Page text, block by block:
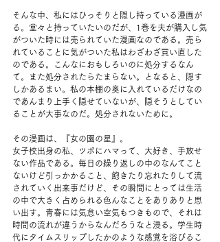
そんな中、私にはひっそりと隠し持っている漫画が
る。堂々と持っていたいのだが、1巻を夫が購入し気
がついた時には売られていた漫画なのである。売ら
れていることに気がついた私はわざわざ買い直した
のである。こんなにおもしろいのに処分するなん
て。また処分されたらたまらない。となると、隠す
しかあるまい。私の本棚の奥に入れているだけなの
であんまり上手く隠せていないが、隠そうとしてい
ることが大事なのだ。処分されないために。
その漫画は、『女の園の星』。
女子校出身の私、ツボにハマって、大好き、手放せ
ない作品である。毎日の繰り返しの中のなんてこと
ないけど引っかかること、飽きたり忘れたりして流
されていく出来事だけど、その瞬間にとっては生活
の中で大きく占められる色んなことをありありと思
い出す。青春には気怠い空気もつきもので、それは
時間の流れが違うからなんだろうなと浸る。学生時
代にタイムスリップしたかのような感覚を浴びるこ